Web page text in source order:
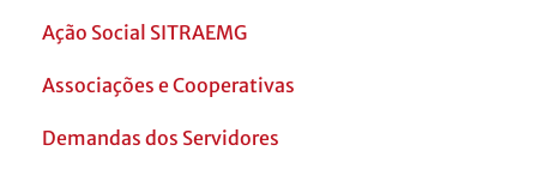
Ação Social SITRAEMG
Associações e Cooperativas
Demandas dos Servidores